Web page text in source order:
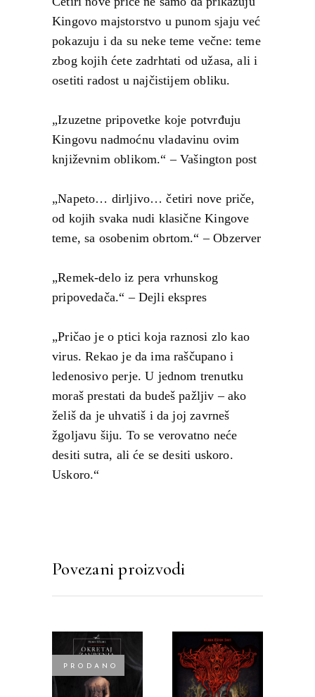
Kingovo majstorstvo u punom sjaju već
pokazuju i da su neke teme večne: teme
zbog kojih ćete zadrhtati od užasa, ali i
osetiti radost u najčistijem obliku.
„Izuzetne pripovetke koje potvrđuju
Kingovu nadmoćnu vladavinu ovim
književnim oblikom.“ – Vašington post
„Napeto… dirljivo… četiri nove priče,
od kojih svaka nudi klasične Kingove
teme, sa osobenim obrtom.“ – Obzerver
„Remek-delo iz pera vrhunskog
pripovedača.“ – Dejli ekspres
„Pričao je o ptici koja raznosi zlo kao
virus. Rekao je da ima raščupano i
ledenosivo perje. U jednom trenutku
moraš prestati da budeš pažljiv – ako
želiš da je uhvatiš i da joj zavrneš
žgoljavu šiju. To se verovatno neće
desiti sutra, ali će se desiti uskoro.
Uskoro.“
Povezani proizvodi
PRODANO